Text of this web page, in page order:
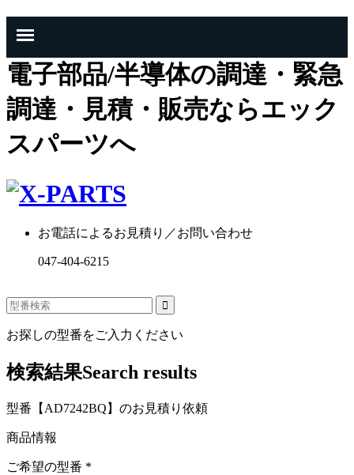
電子部品/半導体の調達・緊急
調達・見積・販売ならエック
スパーツへ
お電話によるお見積り／お問い合わせ
047-404-6215
お探しの型番をご入力ください
検索結果Search results
型番【AD7242BQ】のお見積り依頼
商品情報
ご希望の型番 *